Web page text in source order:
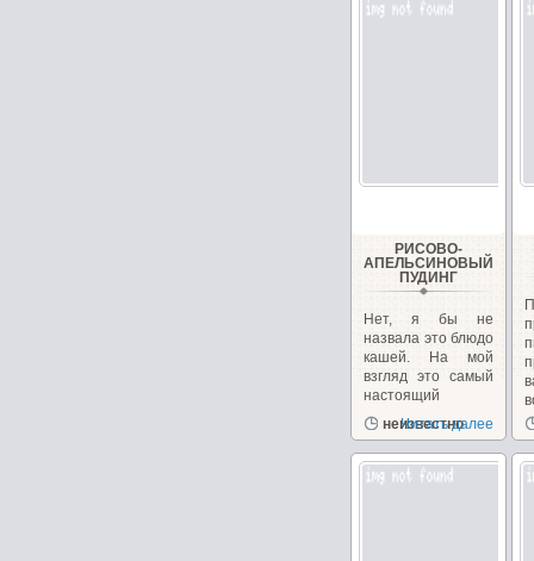
РИСОВО-
АПЕЛЬСИНОВЫЙ
ПУДИНГ
Нет, я бы не
назвала это блюдо
кашей. На мой
взгляд это самый
настоящий
пудинг....
неизвестно
Читать далее